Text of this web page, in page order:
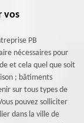
vos
PB
nécessaires pour
et cela quel que soit
; bâtiments
sur tous types de
pouvez solliciter
dans la ville de